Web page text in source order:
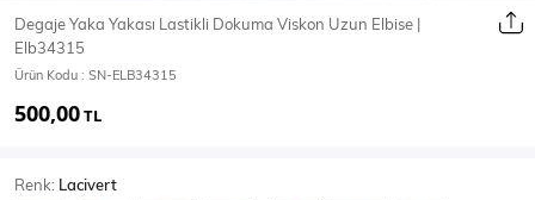
T-Shirt
BODY
Degaje Yaka Yakası Lastikli Dokuma Viskon Uzun Elbise |
Elb34315
Ürün Kodu : SN-ELB34315
500,00TL
Renk: Lacivert